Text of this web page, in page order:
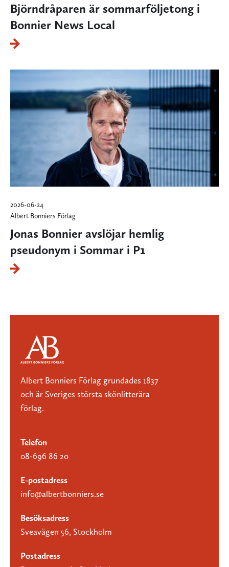
Björndråparen är sommarföljetong i
Bonnier News Local
2026-06-24
Albert Bonniers Förlag
Jonas Bonnier avslöjar hemlig
pseudonym i Sommar i P1
Albert Bonniers Förlag grundades 1837
och är Sveriges största skönlitterära
förlag.
Telefon
08-696 86 20
E-postadress
info@albertbonniers.se
Besöksadress
Sveavägen 56, Stockholm
Postadress